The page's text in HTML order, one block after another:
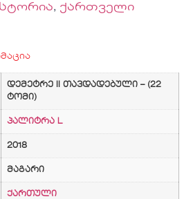
, ქართველი
დემეტრე II თავდადებული – (22
ტომი)
პალიტრა L
2018
მაგარი
ქართული